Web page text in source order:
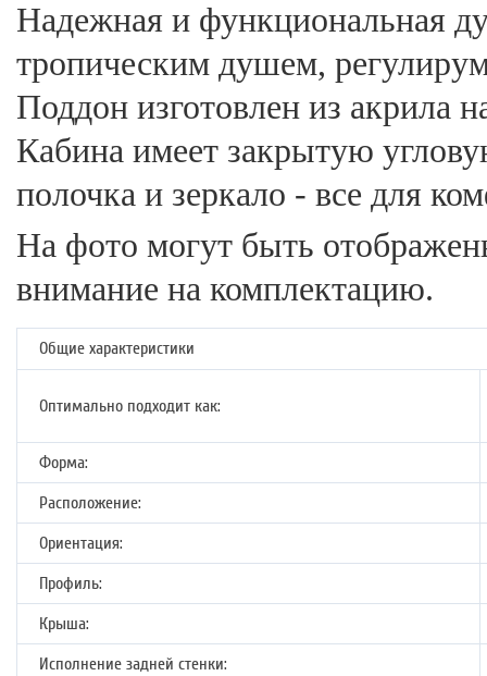
Надежная и функциональная
тропическим душем,
Поддон изготовлен из акрила
Кабина имеет закрытую
полочка и зеркало - все для
На фото могут быть
внимание на комплектацию.
Общие характеристики
Оптимально подходит как:
Форма:
Расположение:
Ориентация:
Профиль:
Крыша:
Исполнение задней стенки: